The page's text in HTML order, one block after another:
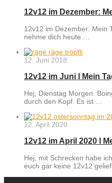
12v12 im Dezember:
12v12 im Dezember: Mein
nehme dich heute …
12. Juni 2018
12v12 im Juni l Mein
Hej, Dienstag Morgen.
durch den Kopf. Es ist …
12. April 2020
12v12 im April 2020 l
Hej, mit Schrecken habe
euch gar keine 12v12